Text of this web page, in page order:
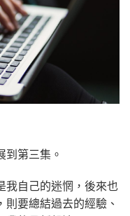
到第三集。
我自己的迷惘，後來也
要總結過去的經驗、